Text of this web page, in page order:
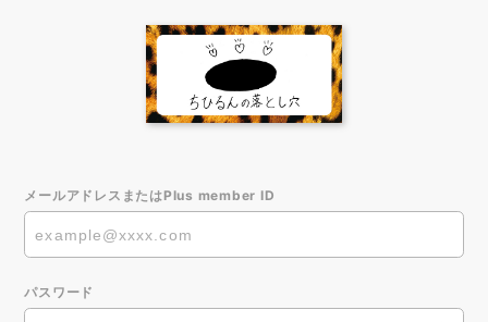
メールアドレスまたはPlus member ID
パスワード